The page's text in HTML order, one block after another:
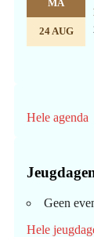
MA
24 AUG
Hele agenda
Geen
Hele